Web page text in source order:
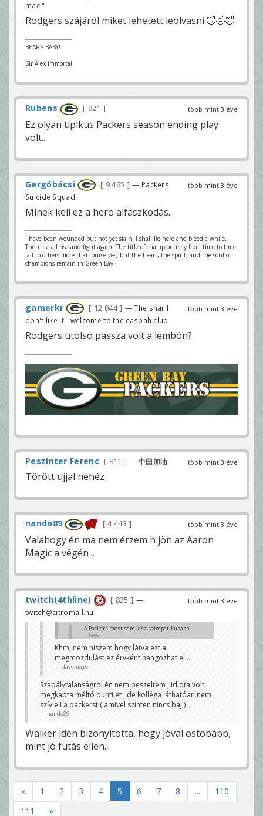
maci"
Rodgers szájáról miket lehetett leolvasni 🤣🤣🤣
BEARS BABY!
Sir Alex immortal
több mint 3 éve
Rubens 921
Ez olyan tipikus Packers season ending play
volt...
több mint 3 éve
Gergőbácsi 9 465
— Packers
Suicide Squad
Minek kell ez a hero alfaszkodás..
I have been wounded but not yet slain. I shall lie here and bleed a while.
Then I shall rise and fight again. The title of champion may from time to time
fall to others more than ourselves, but the heart, the spirit, and the soul of
champions remain in Green Bay.
több mint 3 éve
gamerkr 12 044
— The sharif
don't like it - welcome to the casbah club
Rodgers utolso passza volt a lembón?
több mint 3 éve
Peszinter Ferenc 811 — 中国加油
Törött ujjal nehéz
több mint 3 éve
nando89 4 443
Valahogy én ma nem érzem h jön az Aaron
Magic a végén ..
több mint 3 éve
twitch(4thline) 835
—
twitch@citromail.hu
A Packers most sem lesz szimpatikusabb.
KeyG
Azért lássuk be te már úgy jöttél ma h erre nem is
volt esély 😊
Khm, nem hiszem hogy látva ezt a
megmozdulást ez érvként hangozhat el...
davemayer
Szabálytalanságrol én nem beszeltem , idiota volt
megkapta méltó buntijet , de kolléga láthatóan nem
szívleli a packerst ( amivel szinten nincs baj ) .
nando89
Walker idén bizonyította, hogy jóval ostobább,
mint jó futás ellen...
« 1 2 3 4 5 6 7 8 ...
110
111
»